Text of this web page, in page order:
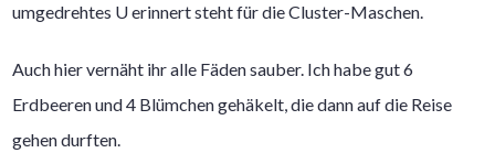
umgedrehtes U erinnert steht für die Cluster-Maschen.
Auch hier vernäht ihr alle Fäden sauber. Ich habe gut 6
Erdbeeren und 4 Blümchen gehäkelt, die dann auf die Reise
gehen durften.